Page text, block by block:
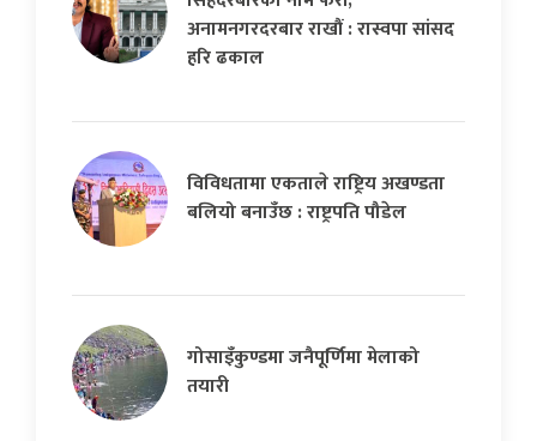
अनामनगरदरबार राखौं : रास्वपा सांसद
हरि ढकाल
विविधतामा एकताले राष्ट्रिय अखण्डता
बलियो बनाउँछ : राष्ट्रपति पौडेल
गोसाइँकुण्डमा जनैपूर्णिमा मेलाको
तयारी